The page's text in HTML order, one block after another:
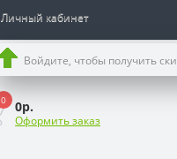
Личный кабинет
Войдите, чтобы получить
0 0р.
Оформить заказ